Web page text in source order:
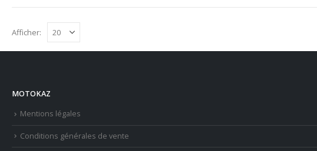
Afficher:
MOTOKAZ
Mentions légales
Conditions générales de vente